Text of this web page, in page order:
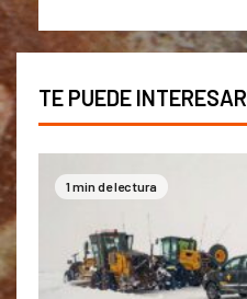
TE PUEDE INTERESAR
1 min de lectura